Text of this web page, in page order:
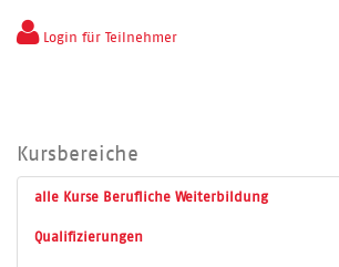
Login für Teilnehmer
Kursbereiche
alle Kurse Berufliche Weiterbildung
Qualifizierungen